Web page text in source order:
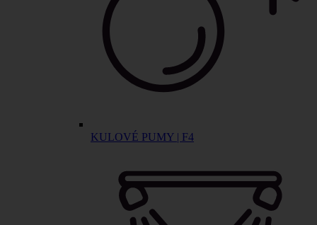
KULOVÉ PUMY | F4